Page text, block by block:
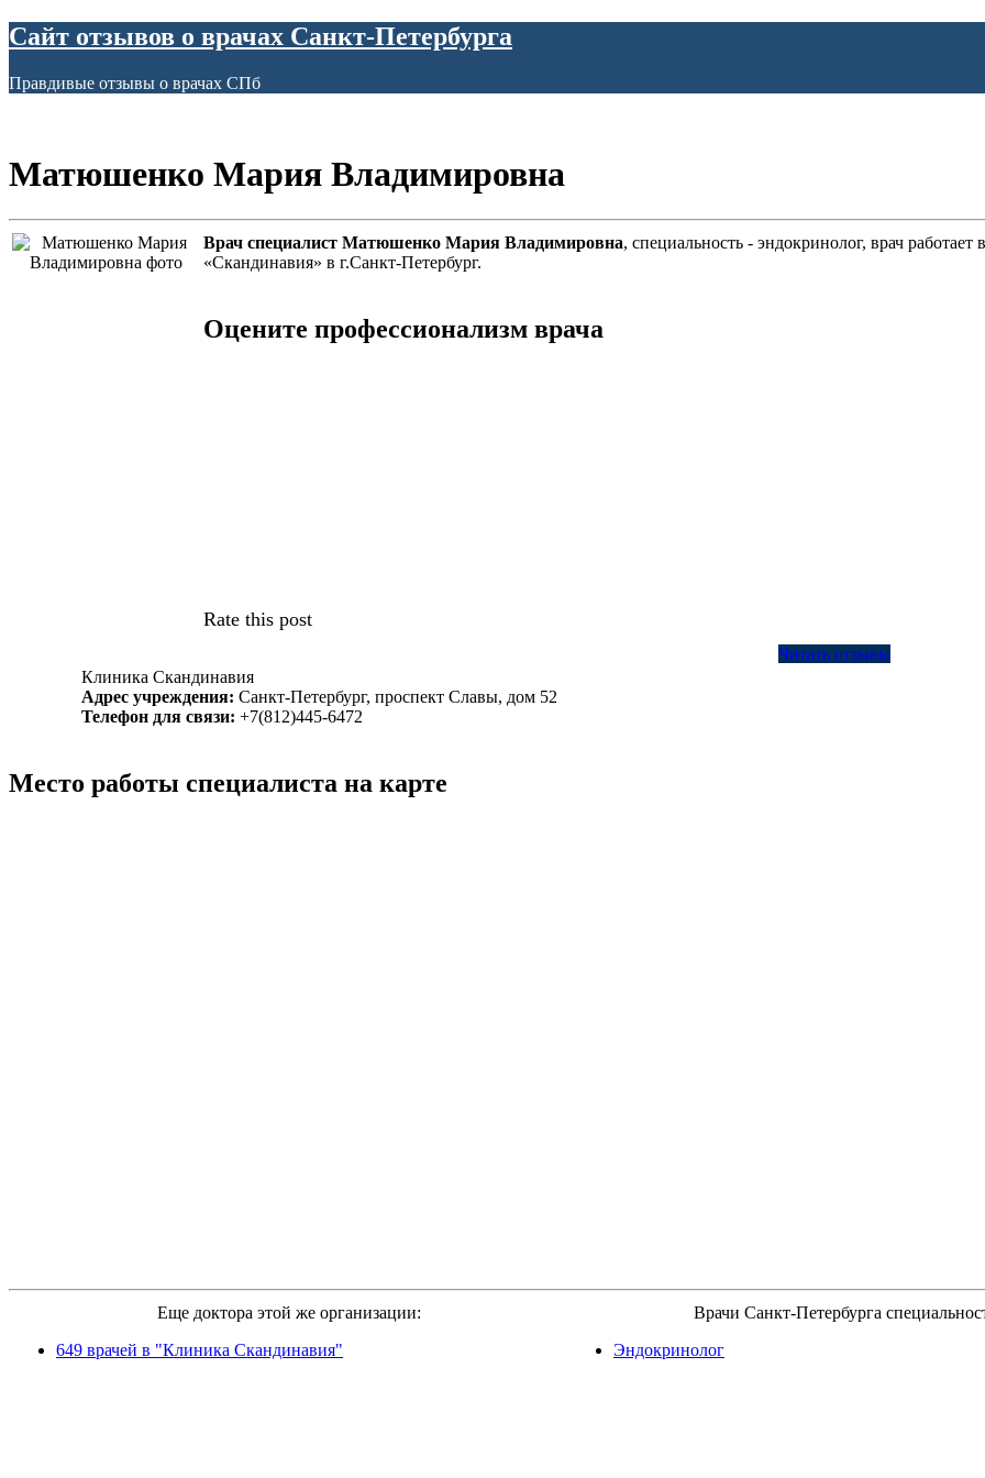
Сайт отзывов о врачах Санкт-Петербурга
Правдивые отзывы о врачах СПб
Матюшенко Мария Владимировна
Врач специалист Матюшенко Мария Владимировна, специальность - эндокринолог, врач
«Скандинавия» в г.Санкт-Петербург.
Оцените профессионализм врача
Rate this post
Читать отзывы
Клиника Скандинавия
Адрес учреждения: Санкт-Петербург, проспект Славы, дом 52
Телефон для связи: +7(812)445-6472
Место работы специалиста на карте
Еще доктора этой же организации:
649 врачей в "Клиника Скандинавия"
Врачи Санкт-Петербурга
Эндокринолог